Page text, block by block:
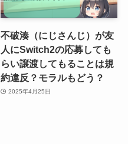
不破湊（にじさんじ）が友
人にSwitch2の応募しても
らい譲渡してもることは規
約違反？モラルもどう？
2025年4月25日